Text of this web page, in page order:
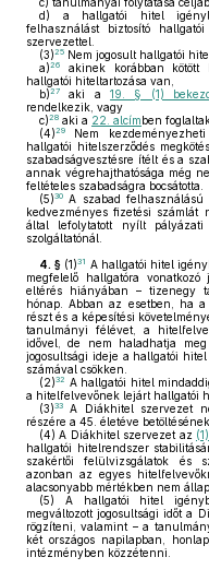
d) a hallgatói hitel
felhasználást biztosító
szervezettel.
(3)25 Nem jogosult hallgatói
a)26
akinek korábban kötött
hallgatói hiteltartozása van,
b)27 aki a19. § (1)
rendelkezik, vagy
c)28 aki a 22. alcímben
(4)29
Nem
hallgatói hitelszerződés
szabadságvesztésre ítélt és a
annak végrehajthatósága még
feltételes szabadságra bocsátotta.
(5)30 A szabad
kedvezményes fizetési
által lefolytatott nyílt pályázati
szolgáltatónál.
4. § (1)31 A hallgatói hitel
megfelelő hallgatóra
eltérés hiányában – tizenegy
hónap. Abban az esetben, ha a
részt és a képesítési
tanulmányi félévet, a
idővel, de nem haladhatja
jogosultsági ideje a hallgatói
számával csökken.
(2)32 A hallgatói hitel
a hitelfelvevőnek lejárt hallgatói
(3)33
A Diákhitel szervezet
részére a 45. életéve
(4) A Diákhitel szervezet az
hallgatói hitelrendszer
szakértői felülvizsgálatok és
azonban az egyes
alacsonyabb mértékben nem
(5) A hallgatói hitel
megváltozott jogosultsági időt a
rögzíteni, valamint – a
két országos napilapban,
intézményben közzétenni.